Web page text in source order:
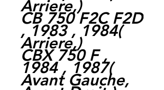
Arriere,)
CB 750 F2C F2D
, 1983 , 1984(
Arriere,)
CBX 750 F ,
1984 , 1987(
Avant Gauche,